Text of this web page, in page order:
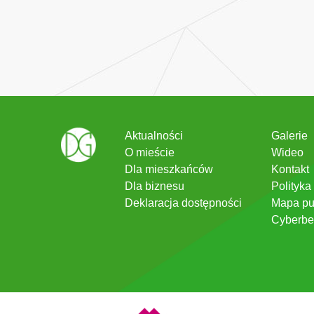
Aktualności
O mieście
Dla mieszkańców
Dla biznesu
Deklaracja dostępności
Galerie
Wideo
Kontakt
Mapa